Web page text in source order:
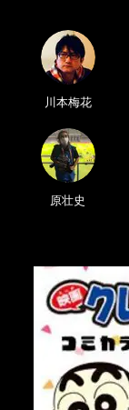
川本梅花
原壮史